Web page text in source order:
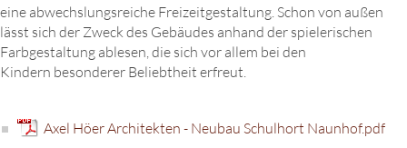
eine abwechslungsreiche Freizeitgestaltung. Schon von außen
lässt sich der Zweck des Gebäudes anhand der spielerischen
Farbgestaltung ablesen, die sich vor allem bei den
Kindern besonderer Beliebtheit erfreut.
Axel Höer Architekten - Neubau Schulhort Naunhof.pdf